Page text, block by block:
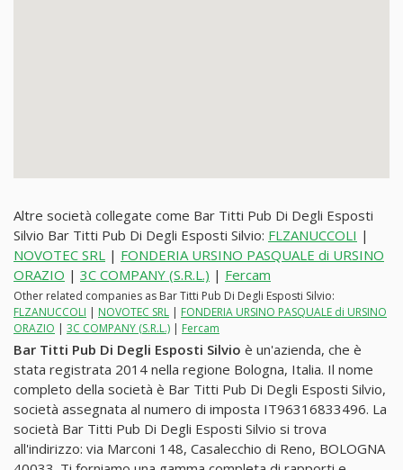
Altre società collegate come Bar Titti Pub Di Degli Esposti
Silvio Bar Titti Pub Di Degli Esposti Silvio: FLZANUCCOLI |
NOVOTEC SRL | FONDERIA URSINO PASQUALE di URSINO
ORAZIO | 3C COMPANY (S.R.L.) | Fercam
Other related companies as Bar Titti Pub Di Degli Esposti Silvio:
FLZANUCCOLI | NOVOTEC SRL | FONDERIA URSINO PASQUALE di URSINO
ORAZIO | 3C COMPANY (S.R.L.) | Fercam
Bar Titti Pub Di Degli Esposti Silvio è un'azienda, che è
stata registrata 2014 nella regione Bologna, Italia. Il nome
completo della società è Bar Titti Pub Di Degli Esposti Silvio,
società assegnata al numero di imposta IT96316833496. La
società Bar Titti Pub Di Degli Esposti Silvio si trova
all'indirizzo: via Marconi 148, Casalecchio di Reno, BOLOGNA